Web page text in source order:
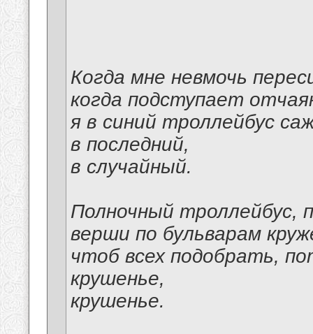
Когда мне невмочь
когда подступает
я в синий троллейбус
в последний,
в случайный.
Полночный троллейбус,
верши по бульварам
чтоб всех подобрать,
крушенье,
крушенье.